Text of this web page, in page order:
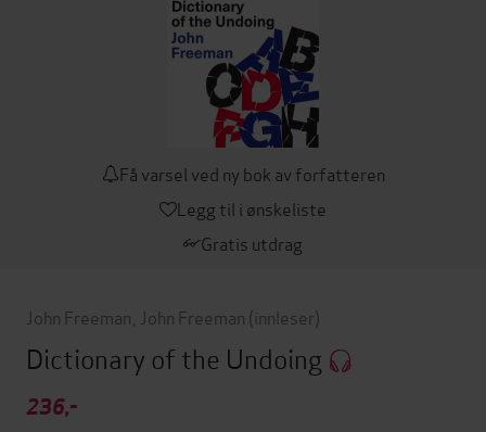
Få varsel ved ny bok av forfatteren
Legg til i ønskeliste
Gratis utdrag
John Freeman John Freeman (innleser)
Dictionary of the Undoing
236,-